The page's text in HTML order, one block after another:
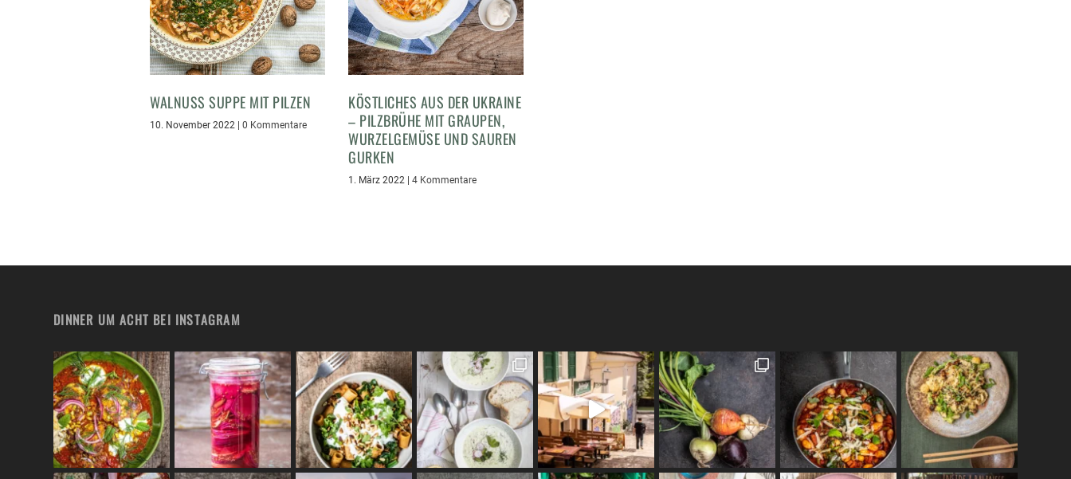
WALNUSS SUPPE MIT PILZEN
10. November 2022 |0 Kommentare
KÖSTLICHES AUS DER UKRAINE
– PILZBRÜHE MIT GRAUPEN,
WURZELGEMÜSE UND SAUREN
GURKEN
1. März 2022 |4 Kommentare
DINNER UM ACHT BEI INSTAGRAM